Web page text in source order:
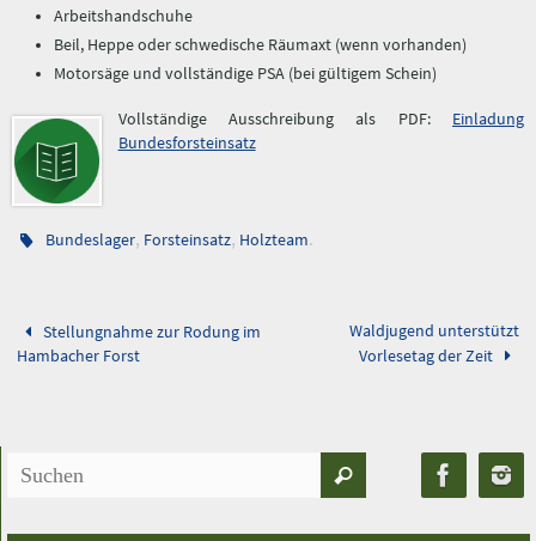
Arbeitshandschuhe
Beil, Heppe oder schwedische Räumaxt (wenn vorhanden)
Motorsäge und vollständige PSA (bei gültigem Schein)
Vollständige Ausschreibung als PDF: Einladung
Bundesforsteinsatz
Bundeslager, Forsteinsatz, Holzteam.
Stellungnahme zur Rodung im
Hambacher Forst
Waldjugend unterstützt
Vorlesetag der Zeit
Suchen